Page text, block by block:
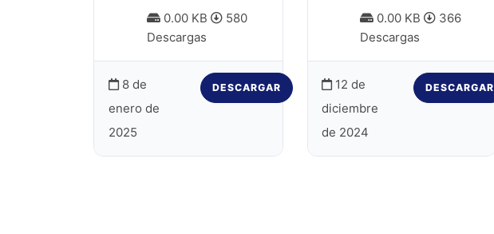
0.00 KB
580
Descargas
8 de
enero de
2025
DESCARGAR
0.00 KB
366
Descargas
12 de
diciembre
de 2024
DESCARGAR